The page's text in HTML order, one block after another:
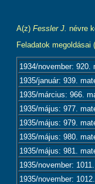
A(z) Fessler J. névre
Feladatok megoldásai
1934/november: 920.
1935/január: 939.
1935/március: 966.
1935/május: 977.
1935/május: 979.
1935/május: 980.
1935/május: 981.
1935/november:
1935/november: